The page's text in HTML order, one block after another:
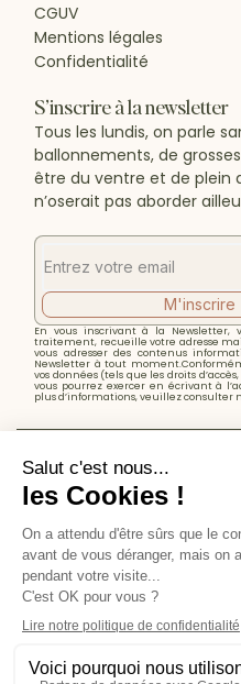
CGUV
Mentions légales
Confidentialité
S’inscrire à la newsletter
Tous les lundis, on parle
ballonnements, de
être du ventre et de plein
n’oserait pas aborder
M'inscrire
En vous inscrivant à la Newsletter,
traitement, recueille votre adresse
vous adresser des contenus
Newsletter à tout
vos données (tels que les droits
vous pourrez exercer en écrivant à
plus d’informations, veuillez consulter
Propulsed by